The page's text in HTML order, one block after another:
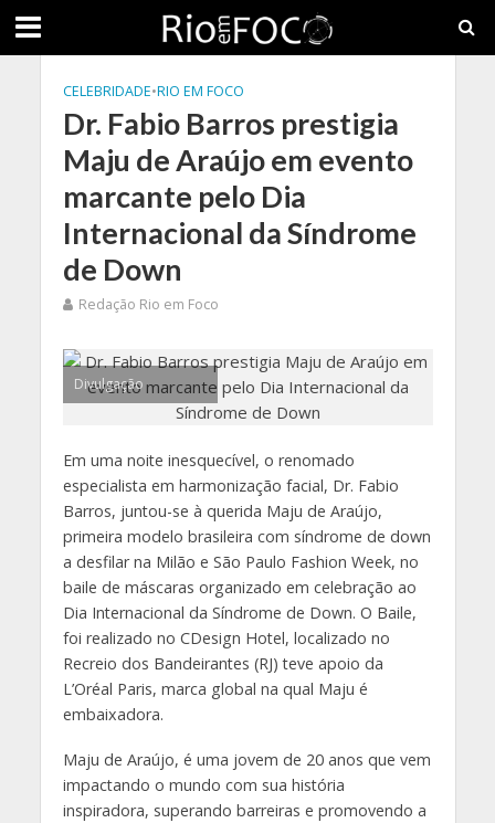
CELEBRIDADE•RIO EM FOCO
Dr. Fabio Barros prestigia
Maju de Araújo em evento
marcante pelo Dia
Internacional da Síndrome
de Down
Redação Rio em Foco
Divulgação
Em uma noite inesquecível, o renomado
especialista em harmonização facial, Dr. Fabio
Barros, juntou-se à querida Maju de Araújo,
primeira modelo brasileira com síndrome de down
a desfilar na Milão e São Paulo Fashion Week, no
baile de máscaras organizado em celebração ao
Dia Internacional da Síndrome de Down. O Baile,
foi realizado no CDesign Hotel, localizado no
Recreio dos Bandeirantes (RJ) teve apoio da
L’Oréal Paris, marca global na qual Maju é
embaixadora.
Maju de Araújo, é uma jovem de 20 anos que vem
impactando o mundo com sua história
inspiradora, superando barreiras e promovendo a